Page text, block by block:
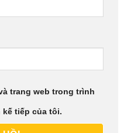
trang web trong trình
tiếp của tôi.